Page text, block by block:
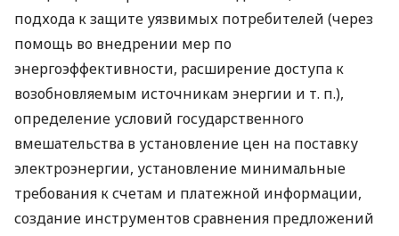
подхода к защите уязвимых потребителей (через
помощь во внедрении мер по
энергоэффективности, расширение доступа к
возобновляемым источникам энергии и т. п.),
определение условий государственного
вмешательства в установление цен на поставку
электроэнергии, установление минимальные
требования к счетам и платежной информации,
создание инструментов сравнения предложений